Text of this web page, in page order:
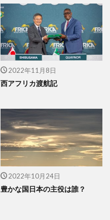
2022年11月8日
西アフリカ渡航記
2022年10月24日
豊かな国日本の主役は誰？